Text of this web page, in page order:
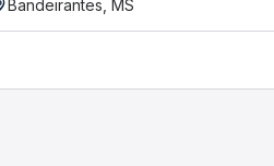
Bandeirantes, MS